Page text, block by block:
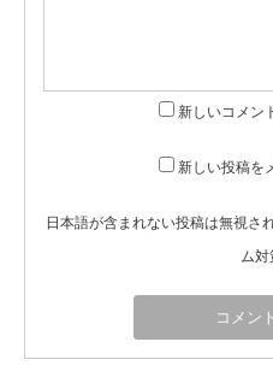
新しいコメン
新しい投稿を
日本語が含まれない投稿は無視さ
ム対